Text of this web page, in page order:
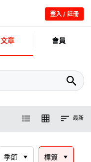
登入 / 註冊
文章 會員
最新
季節 標簽